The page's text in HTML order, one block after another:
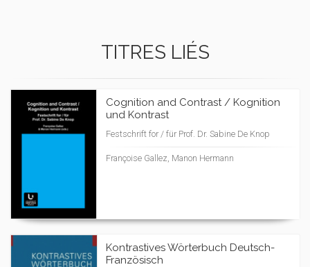
TITRES LIÉS
Cognition and Contrast / Kognition
und Kontrast
Festschrift for / für Prof. Dr. Sabine De Knop
Françoise Gallez, Manon Hermann
Kontrastives Wörterbuch Deutsch-
Französisch